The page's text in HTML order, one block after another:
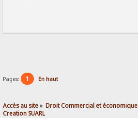
Pages: 1 En haut
Accès au site» Droit Commercial et économique
Creation SUARL